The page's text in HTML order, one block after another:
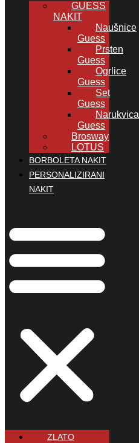
GUESS
NAKIT
Naušnice
Guess
Prsten
Guess
Ogrlice
Guess
Set
Guess
Narukvica
Guess
Brosway
LOTUS
BORBOLETA NAKIT
PERSONALIZIRANI
NAKIT
ZLATO